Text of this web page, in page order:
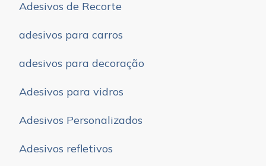
Adesivos de Recorte
adesivos para carros
adesivos para decoração
Adesivos para vidros
Adesivos Personalizados
Adesivos refletivos